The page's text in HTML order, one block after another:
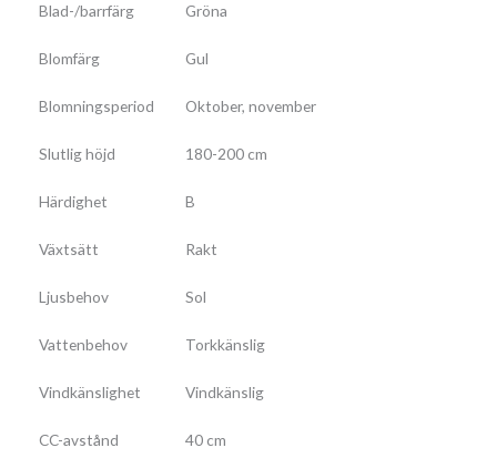
Blad-/barrfärg Gröna
Blomfärg Gul
Blomningsperiod Oktober, november
Slutlig höjd 180-200 cm
Härdighet B
Växtsätt Rakt
Ljusbehov Sol
Vattenbehov Torkkänslig
Vindkänslighet Vindkänslig
CC-avstånd 40 cm